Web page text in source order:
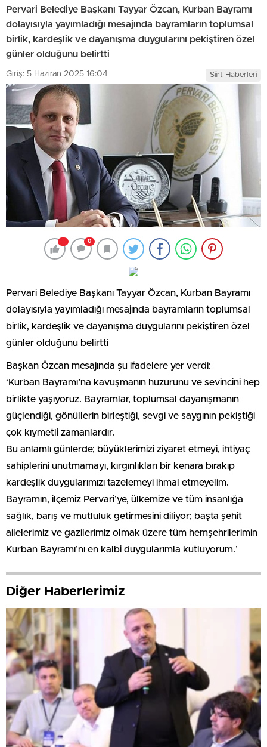
Pervari Belediye Başkanı Tayyar Özcan, Kurban Bayramı
dolayısıyla yayımladığı mesajında bayramların toplumsal
birlik, kardeşlik ve dayanışma duygularını pekiştiren özel
günler olduğunu belirtti
Giriş: 5 Haziran 2025 16:04 Siirt Haberleri
0
Pervari Belediye Başkanı Tayyar Özcan, Kurban Bayramı
dolayısıyla yayımladığı mesajında bayramların toplumsal
birlik, kardeşlik ve dayanışma duygularını pekiştiren özel
günler olduğunu belirtti
Başkan Özcan mesajında şu ifadelere yer verdi:
‘Kurban Bayramı’na kavuşmanın huzurunu ve sevincini hep
birlikte yaşıyoruz. Bayramlar, toplumsal dayanışmanın
güçlendiği, gönüllerin birleştiği, sevgi ve saygının pekiştiği
çok kıymetli zamanlardır.
Bu anlamlı günlerde; büyüklerimizi ziyaret etmeyi, ihtiyaç
sahiplerini unutmamayı, kırgınlıkları bir kenara bırakıp
kardeşlik duygularımızı tazelemeyi ihmal etmeyelim.
Bayramın, ilçemiz Pervari’ye, ülkemize ve tüm insanlığa
sağlık, barış ve mutluluk getirmesini diliyor; başta şehit
ailelerimiz ve gazilerimiz olmak üzere tüm hemşehrilerimin
Kurban Bayramı’nı en kalbi duygularımla kutluyorum.’
Diğer Haberlerimiz